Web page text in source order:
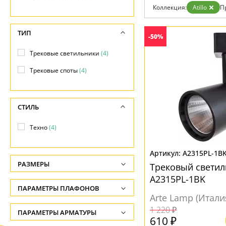
Гарантия
Возврат
Отзывы
Установка
Дизайнерам
Бренды
Контакты
Коллекция: Atillo
-50%
A2315PL-
Трековый
A2315PL-1BK
Arte Lamp
1 220 ₽
610 ₽
ТИП
Трековые светильники (4)
Трековые споты(4)
СТИЛЬ
Техно(4)
РАЗМЕРЫ
Высота, см
-
Ширина, см
ПАРАМЕТРЫ ПЛАФОНОВ
ФОРМА ПЛАФОНА
ПАРАМЕТРЫ АРМАТУРЫ